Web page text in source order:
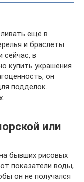
ещё в
и браслеты
сейчас, в
купить украшения
он
подделок.
или
бывших рисовых
показатели воды,
он не получался